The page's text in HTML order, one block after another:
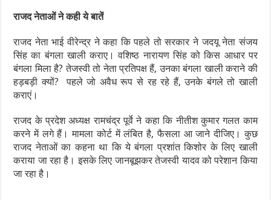
राजद नेताओं ने कही ये बातें
राजद नेता भाई वीरेन्द्र ने कहा कि पहले तो सरकार ने जदयू नेता संजय
सिंह का बंगला खाली कराए। वशिष्ठ नारायण सिंह को किस आधार पर
बंगला मिला है? तेजस्वी तो नेता प्रतिपक्ष हैं, उनका बंगला खाली कराने की
हड़बड़ी क्‍यों? पहले जो अवैध रूप से रह रहे हैं, उनके बंगले तो खाली
कराएं।
राजद के प्रदेश अध्यक्ष रामचंद्र पूर्वे ने कहा कि नीतीश कुमार गलत काम
करने में लगे हैं। मामला कोर्ट में लंबित है, फैसला आ जाने दीजिए। कुछ
राजद नेताओं का कहना था कि ये बंगला प्रशांत किशोर के लिए खाली
कराया जा रहा है। इसके लिए जानबूझकर तेजस्वी यादव को परेशान किया
जा रहा है।